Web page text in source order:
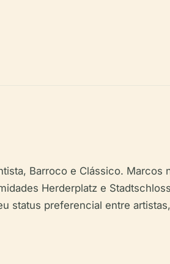
Barroco e Clássico. Marcos
Herderplatz e
status preferencial entre